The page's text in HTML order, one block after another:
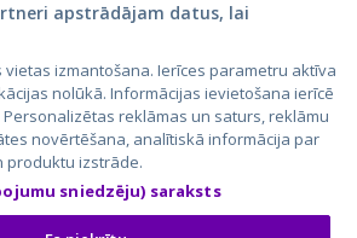
Kainos.lt
Paslaugos.lt
auto24.ee
KV.ee
Osta.ee
KuldneBörs.ee
apstrādājam datus, lai
vietas izmantošana. Ierīces parametru aktīva
nolūkā. Informācijas ievietošana ierīcē
reklāmas un saturs, reklāmu
novērtēšana, analītiskā informācija par
produktu izstrāde.
sniedzēju) saraksts